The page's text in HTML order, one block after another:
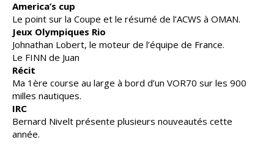
America’s cup
Le point sur la Coupe et le résumé de l’ACWS à OMAN.
Jeux Olympiques Rio
Johnathan Lobert, le moteur de l’équipe de France.
Le FINN de Juan
Récit
Ma 1ère course au large à bord d’un VOR70 sur les 900
milles nautiques.
IRC
Bernard Nivelt présente plusieurs nouveautés cette
année.